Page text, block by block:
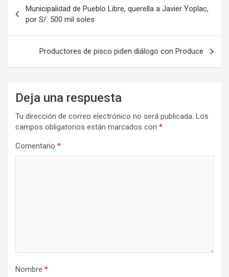
de
entradas
Municipalidad de Pueblo Libre, querella a Javier Yoplac,
por S/. 500 mil soles
Productores de pisco piden diálogo con Produce
Deja una respuesta
Tu dirección de correo electrónico no será publicada. Los
campos obligatorios están marcados con *
Comentario *
Nombre *